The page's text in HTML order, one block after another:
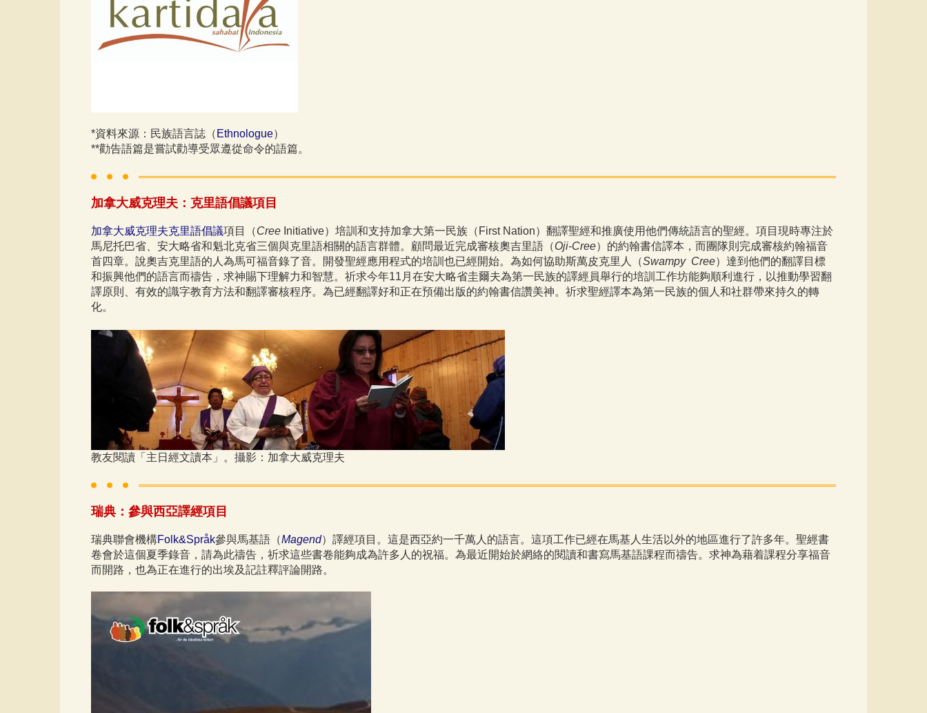
*資料來源：民族語言誌（ Ethnologue）
**勸告語篇是嘗試勸導受眾遵從命令的語篇。
加拿大威克理夫：克里語倡議項目
加拿大威克理夫克里語倡議項目（Cree Initiative）培訓和支持加拿大第一民族 （First Nation） 翻譯聖經和推廣使用他們傳統語言的聖經。項目現時專注於
馬尼托巴省、安大略省和魁北克省三個與克里語相關的語言群體。顧問最近完成審核奧吉里語（Oji-Cree）的約翰書信譯本，而團隊則完成審核約翰福音
首四章。說奧吉克里語的人為馬可福音錄了音。開發聖經應用程式的培訓也已經開始。為如何協助斯萬皮克里人（Swampy Cree）達到他們的翻譯目標
和振興他們的語言而禱告，求神賜下理解力和智慧。祈求今年11月在安大略省圭爾夫為第一民族的譯經員舉行的培訓工作坊能夠順利進行，以推動學習翻
譯原則、有效的識字教育方法和翻譯審核程序。為已經翻譯好和正在預備出版的約翰書信讚美神。祈求聖經譯本為第一民族的個人和社群帶來持久的轉
化。
教友閱讀「主日經文讀本」。攝影：加拿大威克理夫
瑞典：參與西亞譯經項目
瑞典聯會機構Folk&Språk參與馬基語（Magend）譯經項目。這是西亞約一千萬人的語言。這項工作已經在馬基人生活以外的地區進行了許多年。聖經書
卷會於這個夏季錄音，請為此禱告，祈求這些書卷能夠成為許多人的祝福。為最近開始於網絡的閱讀和書寫馬基語課程而禱告。求神為藉着課程分享福音
而開路，也為正在進行的出埃及記註釋評論開路。